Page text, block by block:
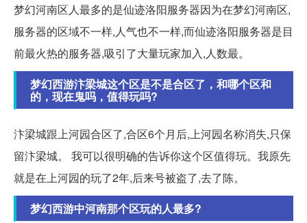
梦幻河南区人最多的是仙迹洛阳服务器因为在梦幻河南区,
服务器的区域不一样,人气也不一样,而仙迹洛阳服务器是目
前最火热的服务器,吸引了大量玩家加入,人数最。
梦幻西游汴梁城这个区是不是合区了，和哪个区和
的，现在鬼吗，值得玩吗?
汴梁城跟上河园合区了,合区6个月后,上河园名称消失,只保
留汴梁城。 我可以很明确的告诉你这个区值得玩。我原先
就是在上河园的玩了2年,后来号被盗了,去了陈。
梦幻西游中河南那个区玩的人最多?